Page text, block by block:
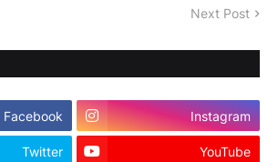
Next Post
Facebook Instagram
Twitter YouTube